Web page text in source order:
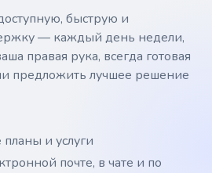
быструю и
— каждый день недели,
правая рука, всегда готовая
предложить лучшее решение
и услуги
почте, в чате и по